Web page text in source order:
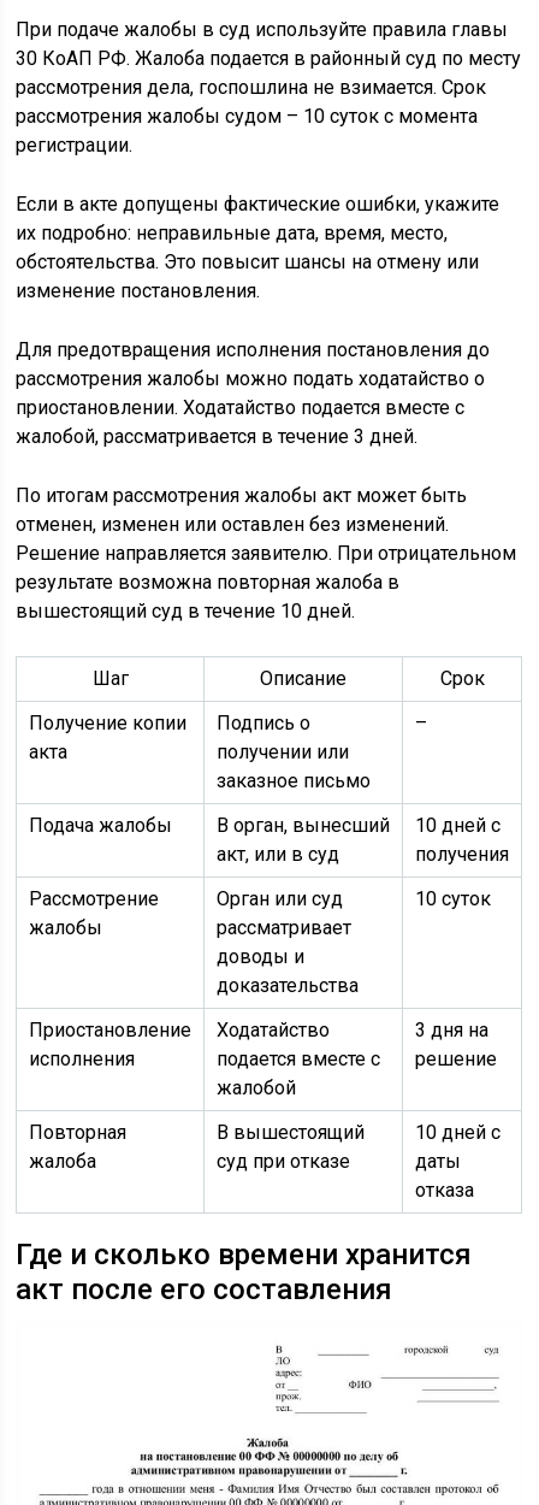
При подаче жалобы в суд используйте правила главы
30 КоАП РФ. Жалоба подается в районный суд по месту
рассмотрения дела, госпошлина не взимается. Срок
рассмотрения жалобы судом – 10 суток с момента
регистрации.
Если в акте допущены фактические ошибки, укажите
их подробно: неправильные дата, время, место,
обстоятельства. Это повысит шансы на отмену или
изменение постановления.
Для предотвращения исполнения постановления до
рассмотрения жалобы можно подать ходатайство о
приостановлении. Ходатайство подается вместе с
жалобой, рассматривается в течение 3 дней.
По итогам рассмотрения жалобы акт может быть
отменен, изменен или оставлен без изменений.
Решение направляется заявителю. При отрицательном
результате возможна повторная жалоба в
вышестоящий суд в течение 10 дней.
Шаг Описание
Срок
Получение копии
акта
Подпись о
получении или
заказное письмо
–
Подача жалобы
В орган, вынесший
акт, или в суд
10 дней с
получения
Рассмотрение
жалобы
Орган или суд
рассматривает
доводы и
доказательства
10 суток
Приостановление
исполнения
Ходатайство
подается вместе с
жалобой
3 дня на
решение
Повторная
жалоба
В вышестоящий
суд при отказе
10 дней с
даты
отказа
Где и сколько времени хранится
акт после его составления